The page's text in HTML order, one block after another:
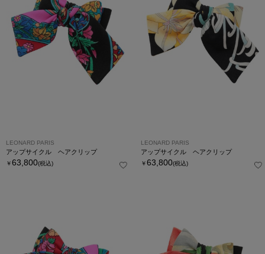
LEONARD PARIS
アップサイクル ヘアクリップ
￥63,800(税込)
LEONARD PARIS
アップサイクル ヘアクリップ
￥63,800(税込)